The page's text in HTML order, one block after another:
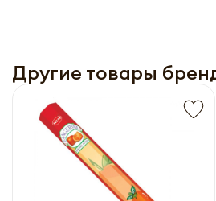
Другие товары
Получить прайс-
Обязательны к заполнению